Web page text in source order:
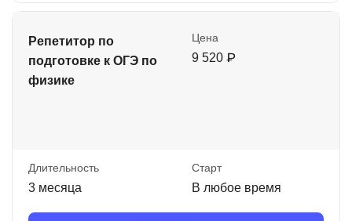
Репетитор по
подготовке к ОГЭ по
физике
Цена
9 520 ₽
Длительность
3 месяца
Старт
В любое время